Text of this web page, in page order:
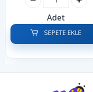
Adet
SEPETE EKLE